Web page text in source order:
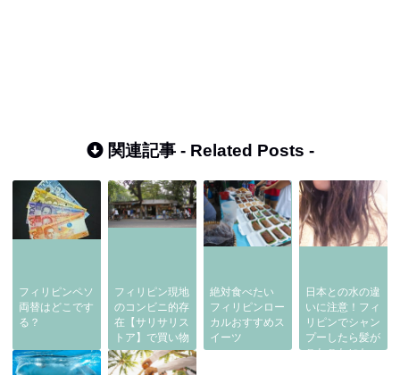
関連記事 - Related Posts -
フィリピンペソ
両替はどこです
る？
フィリピン現地
のコンビニ的存
在【サリサリス
トア】で買い物
絶対食べたい
フィリピンロー
カルおすすめス
イーツ
日本との水の違
いに注意！フィ
リピンでシャン
プーしたら髪が
ごわごわになっ